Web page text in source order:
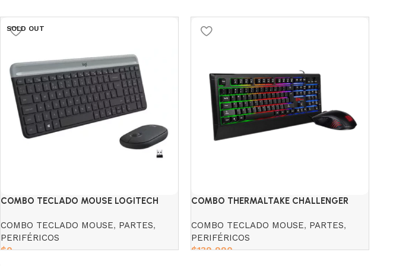
SOLD OUT
COMBO TECLADO MOUSE LOGITECH
COMBO TECLADO MOUSE, PARTES,
PERIFÉRICOS
$0
COMBO THERMALTAKE CHALLENGER
COMBO TECLADO MOUSE, PARTES,
PERIFÉRICOS
$139,990